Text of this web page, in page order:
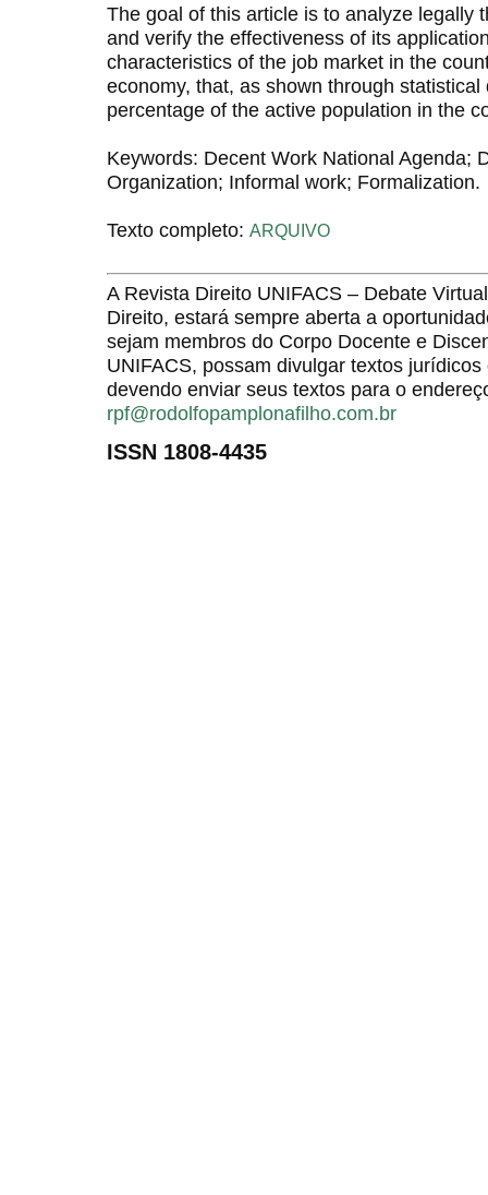
The goal of this article is to analyze legally
and verify the effectiveness of its
characteristics of the job market in the
economy, that, as shown through
percentage of the active population in the
Keywords: Decent Work National Agenda;
Organization; Informal work; Formalization.
Texto completo: ARQUIVO
A Revista Direito UNIFACS – Debate
Direito, estará sempre aberta a
sejam membros do Corpo Docente e
UNIFACS, possam divulgar textos
devendo enviar seus textos para o
rpf@rodolfopamplonafilho.com.br
ISSN 1808-4435